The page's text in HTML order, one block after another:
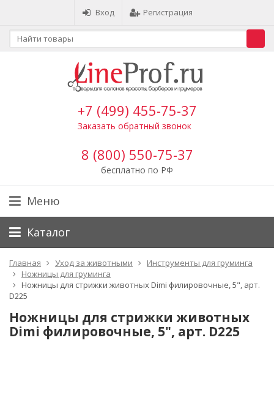
Вход Регистрация
+7 (499) 455-75-37
Заказать обратный звонок
8 (800) 550-75-37
бесплатно по РФ
Меню
Каталог
Главная Уход за животными
Инструменты для груминга
Ножницы для груминга
Ножницы для стрижки животных Dimi филировочные, 5", арт.
D225
Ножницы для стрижки животных
Dimi филировочные, 5", арт. D225